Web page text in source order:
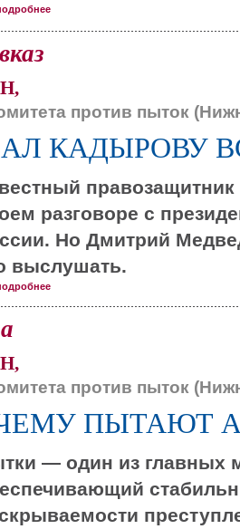
против пыток
КАДЫРОВУ
правозащитник
разговоре с
Но Дмитрий
выслушать.
против пыток
ПЫТАЮТ
— один из главных